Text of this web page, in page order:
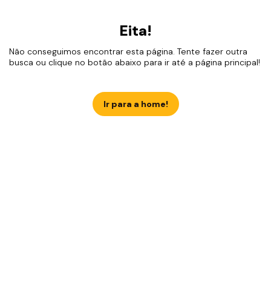
Eita!
Não conseguimos encontrar esta página. Tente fazer outra
busca ou clique no botão abaixo para ir até a página principal!
Ir para a home!